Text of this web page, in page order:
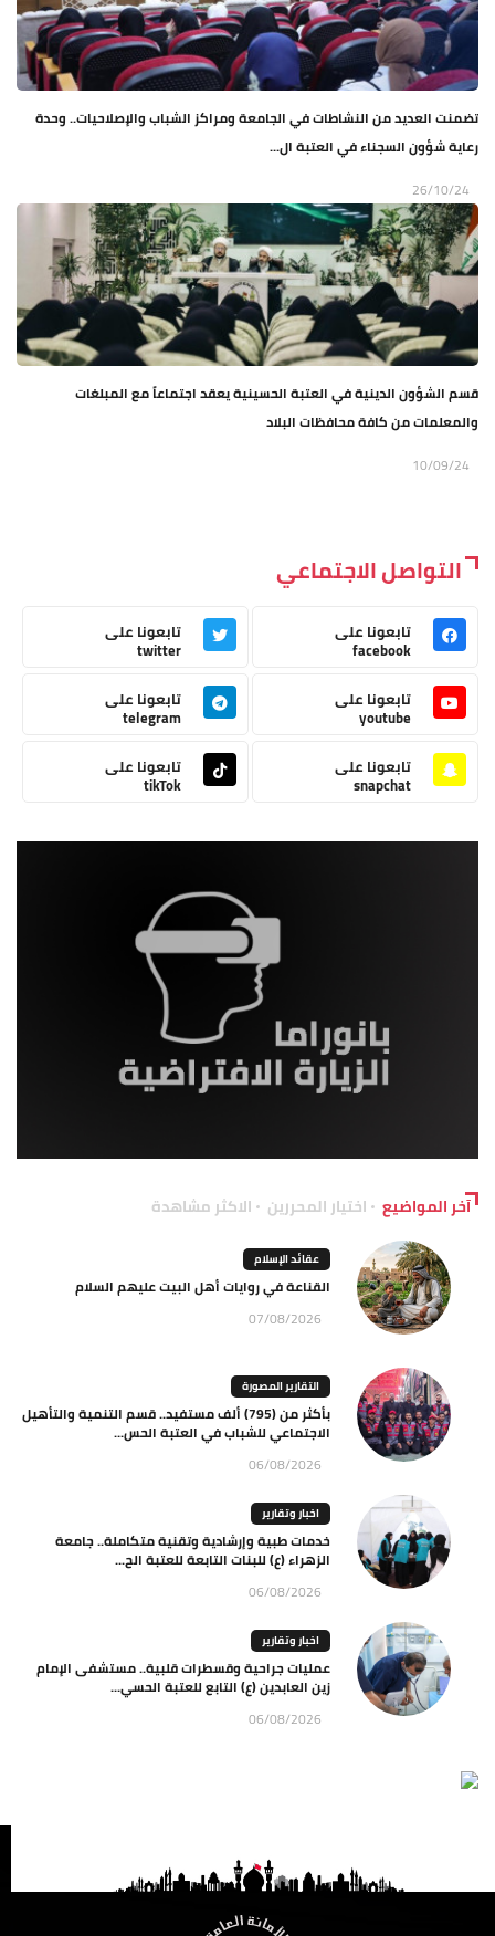
تضمنت العديد من النشاطات في الجامعة ومراكز الشباب والإصلاحيات.. وحدة
رعاية شؤون السجناء في العتبة ال...
26/10/24
قسم الشؤون الدينية في العتبة الحسينية يعقد اجتماعاً مع المبلغات
والمعلمات من كافة محافظات البلاد
10/09/24
التواصل الاجتماعي
تابعونا على
facebook
تابعونا على
twitter
تابعونا على
youtube
تابعونا على
telegram
تابعونا على
snapchat
تابعونا على
tikTok
آخر المواضيع اختيار المحررين الاكثر مشاهدة
عقائد الإسلام
القناعة في روايات أهل البيت عليهم السلام
07/08/2026
التقارير المصورة
بأكثر من (795) ألف مستفيد.. قسم التنمية والتأهيل
الاجتماعي للشباب في العتبة الحس...
06/08/2026
اخبار وتقارير
خدمات طبية وإرشادية وتقنية متكاملة.. جامعة
الزهراء (ع) للبنات التابعة للعتبة الح...
06/08/2026
اخبار وتقارير
عمليات جراحية وقسطرات قلبية.. مستشفى الإمام
زين العابدين (ع) التابع للعتبة الحسي...
06/08/2026